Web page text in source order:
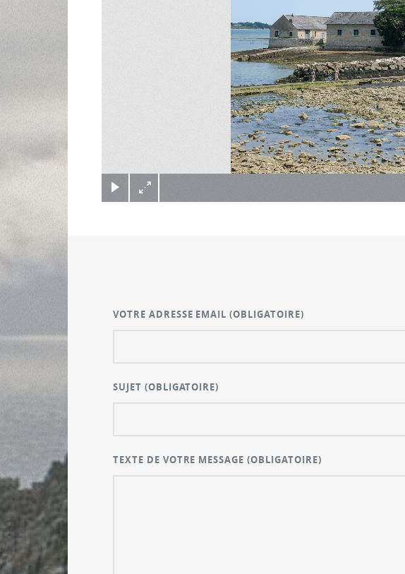
(c) Didier Gualeni
VOTRE ADRESSE EMAIL(OBLIGATOIRE)
SUJET (OBLIGATOIRE)
TEXTE DE VOTRE MESSAGE(OBLIGATOIRE)